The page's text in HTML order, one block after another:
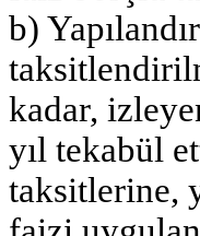
b)
kadar,
yıl tekabül
taksitlerine,